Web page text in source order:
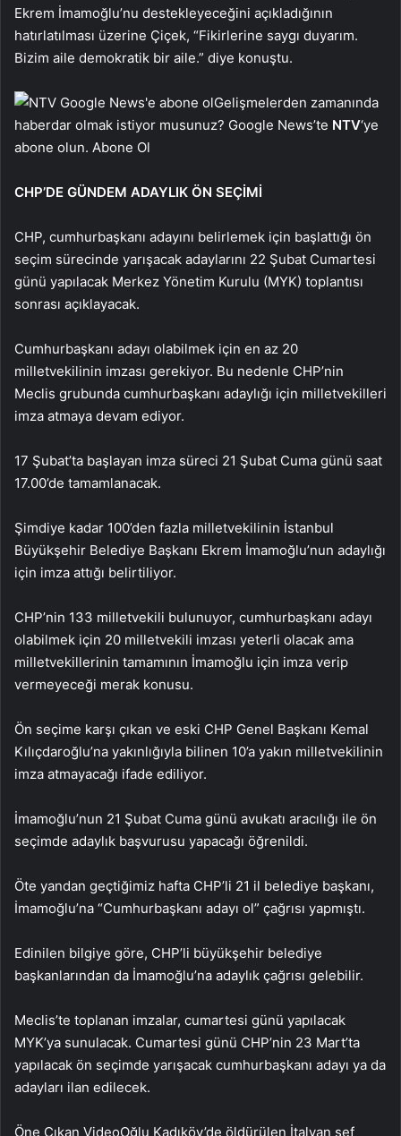
Ekrem İmamoğlu’nu destekleyeceğini açıkladığının
hatırlatılması üzerine Çiçek, “Fikirlerine saygı duyarım.
Bizim aile demokratik bir aile.” diye konuştu.
Gelişmelerden zamanında
haberdar olmak istiyor musunuz? Google News’te NTV‘ye
abone olun. Abone Ol
CHP’DE GÜNDEM ADAYLIK ÖN SEÇİMİ
CHP, cumhurbaşkanı adayını belirlemek için başlattığı ön
seçim sürecinde yarışacak adaylarını 22 Şubat Cumartesi
günü yapılacak Merkez Yönetim Kurulu (MYK) toplantısı
sonrası açıklayacak.
Cumhurbaşkanı adayı olabilmek için en az 20
milletvekilinin imzası gerekiyor. Bu nedenle CHP’nin
Meclis grubunda cumhurbaşkanı adaylığı için milletvekilleri
imza atmaya devam ediyor.
17 Şubat’ta başlayan imza süreci 21 Şubat Cuma günü saat
17.00’de tamamlanacak.
Şimdiye kadar 100’den fazla milletvekilinin İstanbul
Büyükşehir Belediye Başkanı Ekrem İmamoğlu’nun adaylığı
için imza attığı belirtiliyor.
CHP’nin 133 milletvekili bulunuyor, cumhurbaşkanı adayı
olabilmek için 20 milletvekili imzası yeterli olacak ama
milletvekillerinin tamamının İmamoğlu için imza verip
vermeyeceği merak konusu.
Ön seçime karşı çıkan ve eski CHP Genel Başkanı Kemal
Kılıçdaroğlu’na yakınlığıyla bilinen 10’a yakın milletvekilinin
imza atmayacağı ifade ediliyor.
İmamoğlu’nun 21 Şubat Cuma günü avukatı aracılığı ile ön
seçimde adaylık başvurusu yapacağı öğrenildi.
Öte yandan geçtiğimiz hafta CHP’li 21 il belediye başkanı,
İmamoğlu’na “Cumhurbaşkanı adayı ol” çağrısı yapmıştı.
Edinilen bilgiye göre, CHP’li büyükşehir belediye
başkanlarından da İmamoğlu’na adaylık çağrısı gelebilir.
Meclis’te toplanan imzalar, cumartesi günü yapılacak
MYK’ya sunulacak. Cumartesi günü CHP’nin 23 Mart’ta
yapılacak ön seçimde yarışacak cumhurbaşkanı adayı ya da
adayları ilan edilecek.
Öne Çıkan VideoOğlu Kadıköy’de öldürülen İtalyan şef